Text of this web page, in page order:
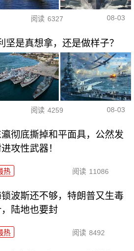
阅读 6327 08-03
坚是真想拿，还是做样子？
阅读 4259 08-03
瀛彻底撕掉和平面具，公然发
攻性武器！
热 阅读 11086
锁波斯还不够，特朗普又生毒
陆地也要封
热 阅读 8492